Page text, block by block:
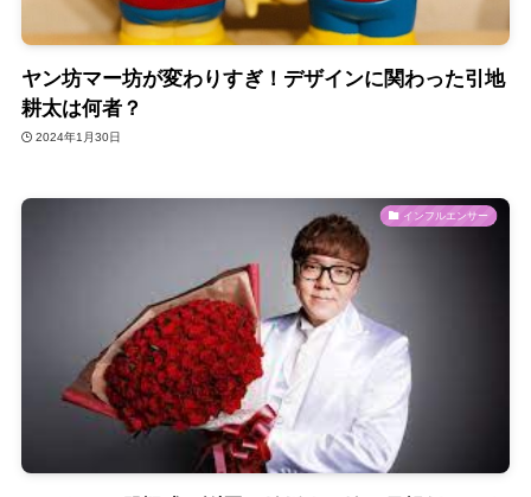
ヤン坊マー坊が変わりすぎ！デザインに関わった引地
耕太は何者？
2024年1月30日
インフルエンサー